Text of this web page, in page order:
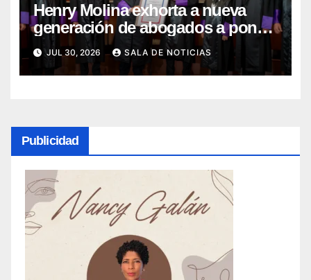
Henry Molina exhorta a nueva
generación de abogados a poner
la digitalidad al servicio de la
dignidad humana y la confianza
en la justicia
JUL 30, 2026 SALA DE NOTICIAS
Publicidad